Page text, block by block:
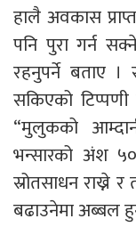
हालै अवकास
पनि पुरा गर्न
रहनुपर्ने बताए
सकिएको
“मुलुकको
भन्सारको अंश
स्रोतसाधन
बढाउनेमा अब्बल